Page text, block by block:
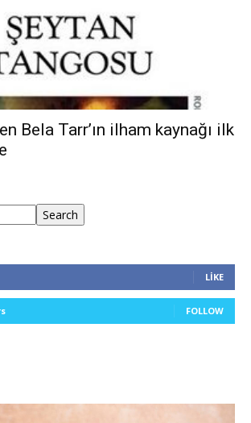
Bela Tarr’ın ilham kaynağı ilk
Search
LIKE
FOLLOW